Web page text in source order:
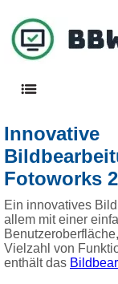
Innovative
Fotoworks
Ein innovatives
allem mit einer
Vielzahl von
enthält das